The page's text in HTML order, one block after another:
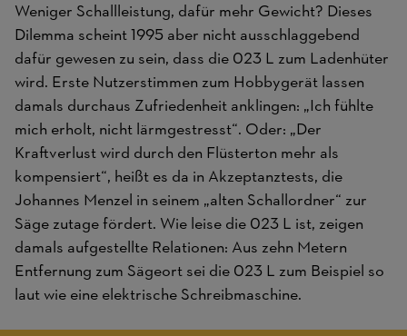
Weniger Schallleistung, dafür mehr Gewicht? Dieses
Dilemma scheint 1995 aber nicht ausschlaggebend
dafür gewesen zu sein, dass die 023 L zum Ladenhüter
wird. Erste Nutzerstimmen zum Hobbygerät lassen
damals durchaus Zufriedenheit anklingen: „Ich fühlte
mich erholt, nicht lärmgestresst“. Oder: „Der
Kraftverlust wird durch den Flüsterton mehr als
kompensiert“, heißt es da in Akzeptanztests, die
Johannes Menzel in seinem „alten Schallordner“ zur
Säge zutage fördert. Wie leise die 023 L ist, zeigen
damals aufgestellte Relationen: Aus zehn Metern
Entfernung zum Sägeort sei die 023 L zum Beispiel so
laut wie eine elektrische Schreibmaschine.